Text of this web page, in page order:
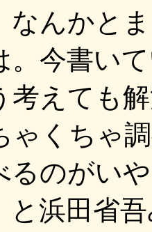
んかと
今書い
考えても
ゃくちゃ
のがい
と浜田省